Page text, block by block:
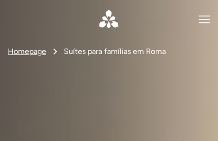
Homepage Suítes para famílias em Roma